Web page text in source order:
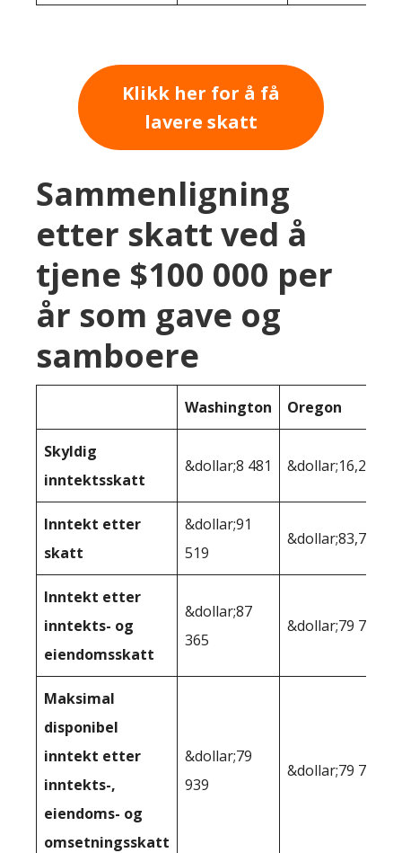
Klikk her for å få
lavere skatt
Sammenligning
etter skatt ved å
tjene $100 000 per
år som gave og
samboere
Washington Oregon
Skyldig
inntektsskatt
&dollar;8 481 &dollar;16,255
Inntekt etter
skatt
&dollar;91
519
&dollar;83,745
Inntekt etter
inntekts- og
eiendomsskatt
&dollar;87
365
&dollar;79 793
Maksimal
disponibel
inntekt etter
inntekts-,
eiendoms- og
omsetningsskatt
&dollar;79
939
&dollar;79 793